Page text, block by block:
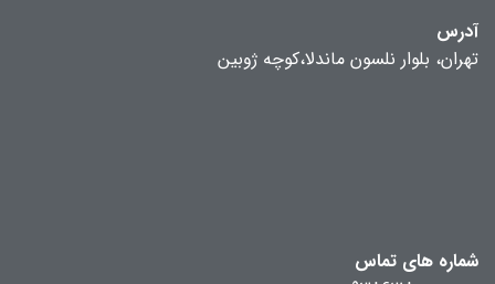
آدرس
تهران، بلوار نلسون ماندلا،کوچه ژوبین
شماره های تماس